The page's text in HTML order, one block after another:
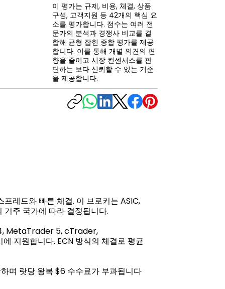
이 평가는 규제, 비용, 체결, 상품
구성, 고객지원 등 42개의 핵심 요
소를 평가합니다. 점수는 여러 전
문가의 분석과 경쟁사 비교를 결
합해 균형 잡힌 종합 평가를 제공
합니다. 이를 통해 개별 의견의 편
향을 줄이고 시장 컨센서스를 판
단하는 보다 신뢰할 수 있는 기준
을 제공합니다.
레드와 빠른 체결. 이 브로커는 ASIC,
거주 국가에 따라 결정됩니다.
4, MetaTrader 5, cTrader,
지원합니다. ECN 방식의 체결로 평균
며 랏당 왕복 $6 수수료가 부과됩니다